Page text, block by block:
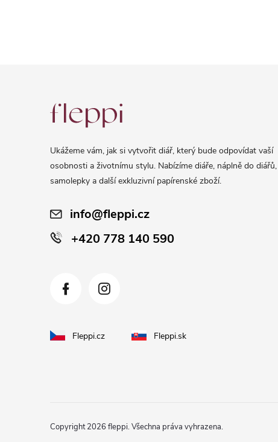
Ukážeme vám, jak si vytvořit diář, který bude odpovídat vaší
osobnosti a životnímu stylu. Nabízíme diáře, náplně do diářů,
samolepky a další exkluzivní papírenské zboží.
info@fleppi.cz
+420 778 140 590
Fleppi.cz Fleppi.sk
Copyright 2026 fleppi. Všechna práva vyhrazena.